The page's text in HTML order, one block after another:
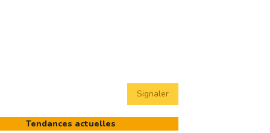
Signaler
Tendances actuelles